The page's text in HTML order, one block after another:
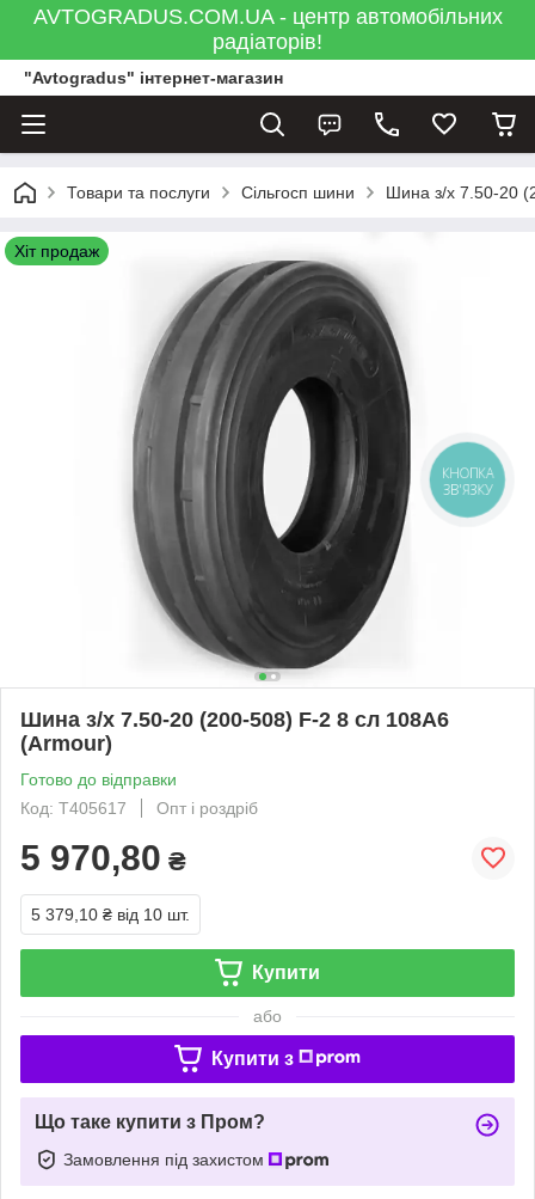
AVTOGRADUS.COM.UA - центр автомобільних
радіаторів!
"Avtogradus" інтернет-магазин
Товари та послуги Сільгосп шини Шина з/х 7.50-20
Хіт продаж
Шина з/х 7.50-20 (200-508) F-2 8 сл 108A6
(Armour)
Готово до відправки
Код: T405617
Опт і роздріб
5 970,80 ₴
5 379,10 ₴ від 10 шт.
Купити
або
Купити з
Що таке купити з Пром?
Замовлення під захистом
КНОПКА
ЗВ'ЯЗКУ